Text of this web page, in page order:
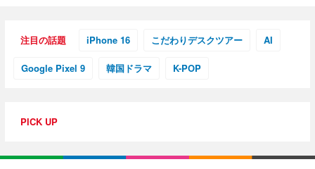
注目の話題 iPhone 16 こだわりデスクツアー AI
Google Pixel 9 韓国ドラマ K-POP
PICK UP